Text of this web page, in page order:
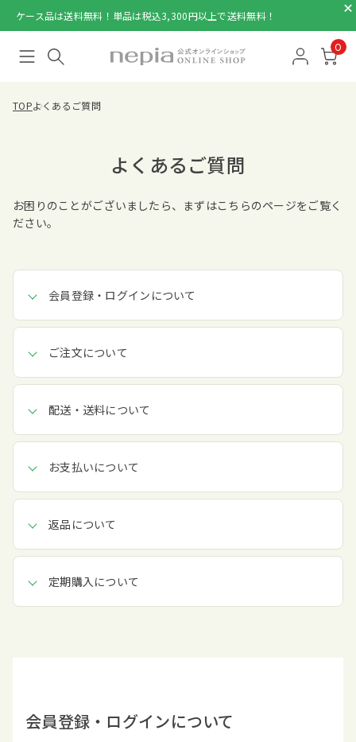
ケース品は送料無料！単品は税込3,300円以上で送料無料！
0
TOPよくあるご質問
よくあるご質問
お困りのことがございましたら、まずはこちらのページをご覧く
ださい。
会員登録・ログインについて
ご注文について
配送・送料について
お支払いについて
返品について
定期購入について
会員登録・ログインについて